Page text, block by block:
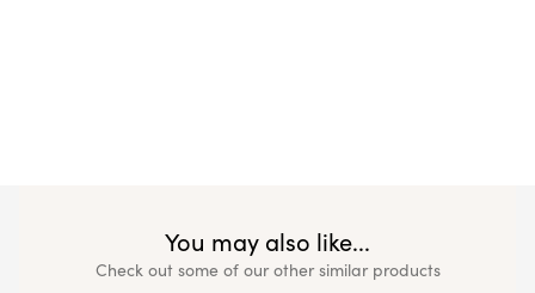
You may also like...
Check out some of our other similar products